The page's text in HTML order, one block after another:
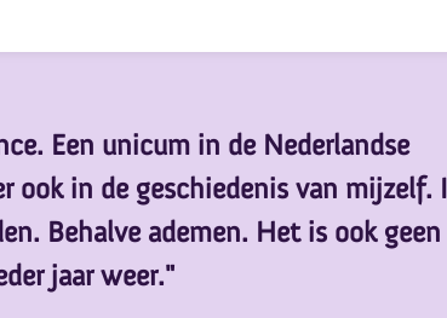
Een unicum in de Nederlandse
ook in de geschiedenis van mijzelf.
Behalve ademen. Het is ook
jaar weer."